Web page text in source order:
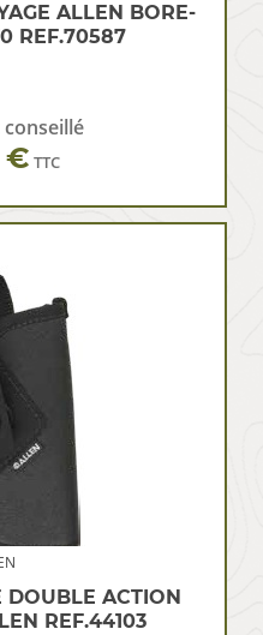
ALLEN BORE-
REF.70587
€ TTC
DOUBLE ACTION
REF.44103